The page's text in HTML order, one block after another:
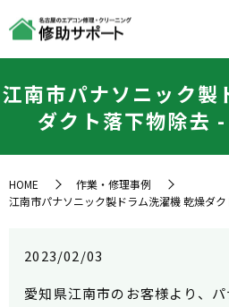
江南市パナソニック製
ダクト落下物除去
HOME
作業・修理事例
江南市パナソニック製ドラム洗濯機 乾燥ダ
2023/02/03
愛知県江南市のお客様より、